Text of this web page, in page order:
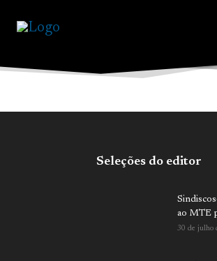
Seleções do editor
ao MTE
30 de julho